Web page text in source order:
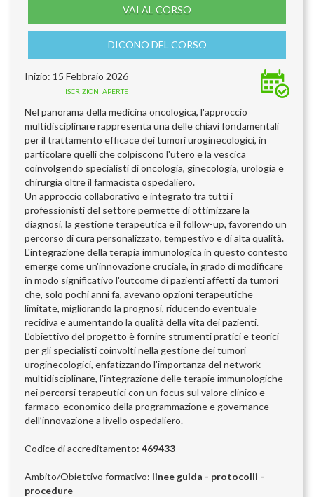
VAI AL CORSO
DICONO DEL CORSO
Inizio: 15 Febbraio 2026
ISCRIZIONI APERTE
Nel panorama della medicina oncologica, l'approccio
multidisciplinare rappresenta una delle chiavi fondamentali
per il trattamento efficace dei tumori uroginecologici, in
particolare quelli che colpiscono l'utero e la vescica
coinvolgendo specialisti di oncologia, ginecologia, urologia e
chirurgia oltre il farmacista ospedaliero.
Un approccio collaborativo e integrato tra tutti i
professionisti del settore permette di ottimizzare la
diagnosi, la gestione terapeutica e il follow-up, favorendo un
percorso di cura personalizzato, tempestivo e di alta qualità.
L'integrazione della terapia immunologica in questo contesto
emerge come un'innovazione cruciale, in grado di modificare
in modo significativo l'outcome di pazienti affetti da tumori
che, solo pochi anni fa, avevano opzioni terapeutiche
limitate, migliorando la prognosi, riducendo eventuale
recidiva e aumentando la qualità della vita dei pazienti.
L’obiettivo del progetto è fornire strumenti pratici e teorici
per gli specialisti coinvolti nella gestione dei tumori
uroginecologici, enfatizzando l'importanza del network
multidisciplinare, l'integrazione delle terapie immunologiche
nei percorsi terapeutici con un focus sul valore clinico e
farmaco-economico della programmazione e governance
dell’innovazione a livello ospedaliero.
Codice di accreditamento: 469433
Ambito/Obiettivo formativo: linee guida - protocolli -
procedure